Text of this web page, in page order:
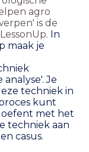
agro
is de
In
maak je
Je
techniek in
kunt
met het
techniek aan
casus.